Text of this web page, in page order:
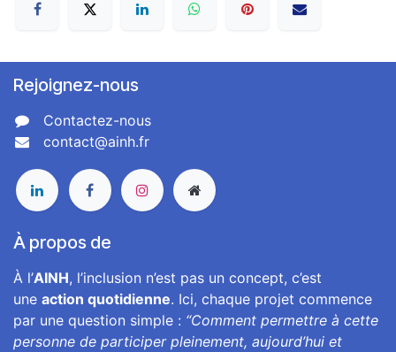
Rejoignez-nous
Contactez-nous
contact@ainh.fr
À propos de
À l’AINH, l’inclusion n’est pas un concept, c’est
une action quotidienne. Ici, chaque projet commence
par une question simple : “Comment permettre à cette
personne de participer pleinement, aujourd’hui et